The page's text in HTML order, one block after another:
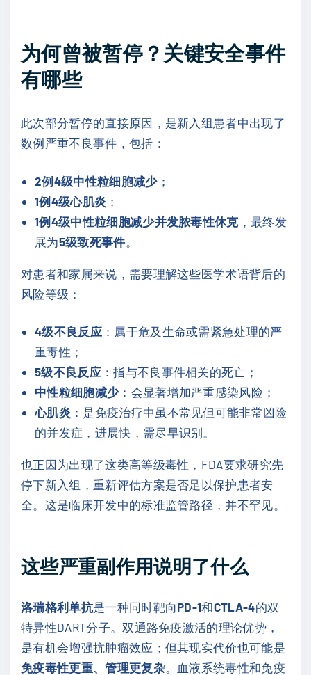
为何曾被暂停？关键安全事件
有哪些
此次部分暂停的直接原因，是新入组患者中出现了
数例严重不良事件，包括：
2例4级中性粒细胞减少；
1例4级心肌炎 ；
1例4级中性粒细胞减少并发脓毒性休克，最终发
展为5级致死事件
对患者和家属来说，需要理解这些医学术语背后的
风险等级：
4级不良反应：属于危及生命或需紧急处理的严
重毒性；
5级不良反应：指与不良事件相关的死亡；
中性粒细胞减少：会显著增加严重感染风险；
心肌炎 ：是免疫治疗中虽不常见但可能非常凶险
的并发症，进展快，需尽早识别。
也正因为出现了这类高等级毒性，FDA要求研究先
停下新入组，重新评估方案是否足以保护患者安
全。这是临床开发中的标准监管路径，并不罕见。
这些严重副作用说明了什么
洛瑞格利单抗是一种同时靶向PD-1和CTLA-4的双
特异性DART分子。双通路免疫激活的理论优势，
是有机会增强抗肿瘤效应；但其现实代价也可能是
免疫毒性更重、管理更复杂。血液系统毒性和免疫